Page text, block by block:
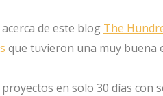
de este blog The
que tuvieron una muy buena
en solo 30 días con